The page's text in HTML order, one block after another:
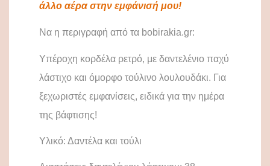
άλλο αέρα στην εμφάνισή μου!
Να η περιγραφή από τα bobirakia.gr:
Υπέροχη κορδέλα ρετρό, με δαντελένιο παχύ
λάστιχο και όμορφο τούλινο λουλουδάκι. Για
ξεχωριστές εμφανίσεις, ειδικά για την ημέρα
της βάφτισης!
Υλικό: Δαντέλα και τούλι